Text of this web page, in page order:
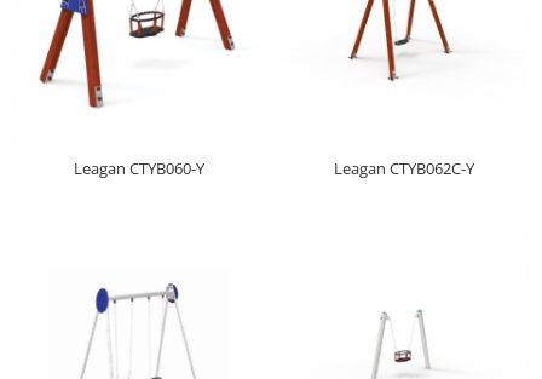
Leagan CTYB060-Y Leagan CTYB062C-Y